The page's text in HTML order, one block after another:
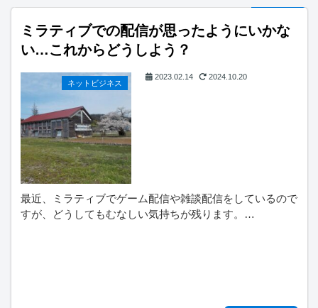
ミラティブでの配信が思ったようにいかな
い…これからどうしよう？
ネットビジネス
2023.02.14 2024.10.20
最近、ミラティブでゲーム配信や雑談配信をしているので
すが、どうしてもむなしい気持ちが残ります。…